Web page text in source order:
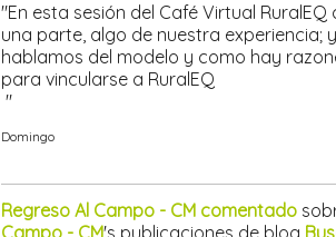
"En esta sesión del Café Virtual
una parte, algo de nuestra experiencia;
hablamos del modelo y como hay
para vincularse a RuralEQ
"
Domingo
Regreso Al Campo - CM comentado
Campo - CM's publicaciones de blog